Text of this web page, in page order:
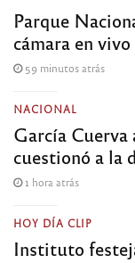
Parque
cámara en
59 minutos atrás
NACIONAL
García
cuestionó a la
1 hora atrás
HOY DÍA CLIP
Instituto